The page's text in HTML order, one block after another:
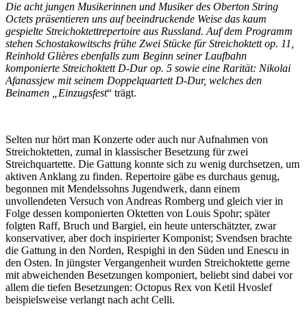
Die acht jungen Musikerinnen und Musiker des Oberton String
Octets präsentieren uns auf beeindruckende Weise das kaum
gespielte Streichoktettrepertoire aus Russland. Auf dem Programm
stehen Schostakowitschs frühe Zwei Stücke für Streichoktett op. 11,
Reinhold Glières ebenfalls zum Beginn seiner Laufbahn
komponierte Streichoktett D-Dur op. 5 sowie eine Rarität: Nikolai
Afanassjew mit seinem Doppelquartett D-Dur, welches den
Beinamen „Einzugsfest“ trägt.
Selten nur hört man Konzerte oder auch nur Aufnahmen von
Streichoktetten, zumal in klassischer Besetzung für zwei
Streichquartette. Die Gattung konnte sich zu wenig durchsetzen, um
aktiven Anklang zu finden. Repertoire gäbe es durchaus genug,
begonnen mit Mendelssohns Jugendwerk, dann einem
unvollendeten Versuch von Andreas Romberg und gleich vier in
Folge dessen komponierten Oktetten von Louis Spohr; später
folgten Raff, Bruch und Bargiel, ein heute unterschätzter, zwar
konservativer, aber doch inspirierter Komponist; Svendsen brachte
die Gattung in den Norden, Respighi in den Süden und Enescu in
den Osten. In jüngster Vergangenheit wurden Streichoktette gerne
mit abweichenden Besetzungen komponiert, beliebt sind dabei vor
allem die tiefen Besetzungen: Octopus Rex von Ketil Hvoslef
beispielsweise verlangt nach acht Celli.